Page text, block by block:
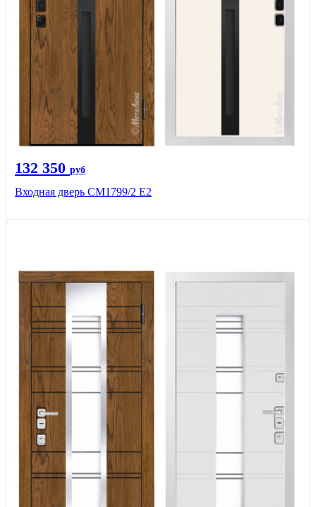
132 350 руб
Входная дверь СМ1799/2 Е2